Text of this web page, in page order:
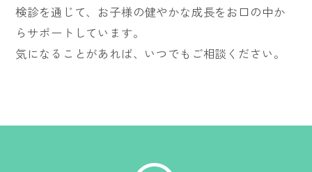
検診を通じて、お子様の健やかな成長をお口の中か
らサポートしています。
気になることがあれば、いつでもご相談ください。